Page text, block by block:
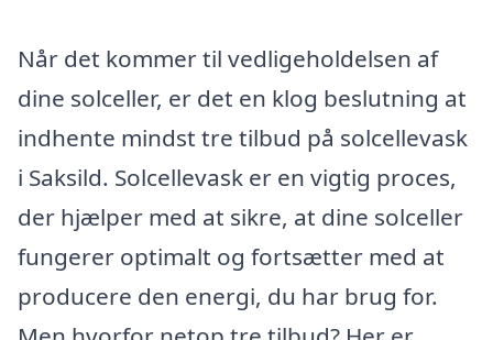
Når det kommer til vedligeholdelsen af
dine solceller, er det en klog beslutning at
indhente mindst tre tilbud på solcellevask
i Saksild. Solcellevask er en vigtig proces,
der hjælper med at sikre, at dine solceller
fungerer optimalt og fortsætter med at
producere den energi, du har brug for.